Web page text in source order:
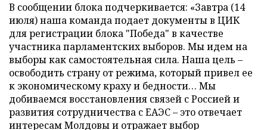
В сообщении блока подчеркивается: «Завтра (14
июля) наша команда подает документы в ЦИК
для регистрации блока "Победа" в качестве
участника парламентских выборов. Мы идем на
выборы как самостоятельная сила. Наша цель –
освободить страну от режима, который привел ее
к экономическому краху и бедности… Мы
добиваемся восстановления связей с Россией и
развития сотрудничества с ЕАЭС – это отвечает
интересам Молдовы и отражает выбор